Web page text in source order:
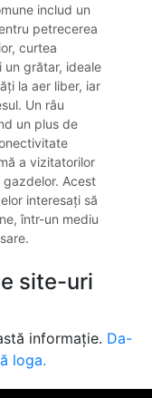
includ un
petrecerea
curtea
un grătar, ideale
la aer liber, iar
Un râu
un plus de
a vizitatorilor
Acest
interesați să
într-un mediu
site-uri
informație. Da-
loga.